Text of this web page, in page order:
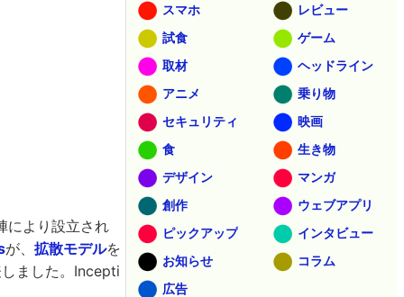
により設立され
が、 拡散モデルを
ました。Incepti
スマホ
レビュー
試食
ゲーム
取材
ヘッドライン
アニメ
乗り物
セキュリティ
映画
食
生き物
デザイン
マンガ
創作
ウェブアプリ
ピックアップ
インタビュー
お知らせ
コラム
広告